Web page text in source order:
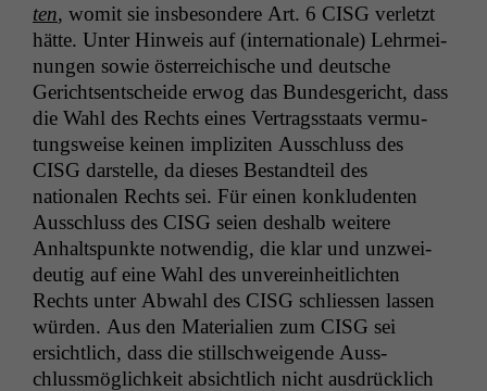
ten, wom­it sie ins­beson­dere Art. 6 CISG ver­let­zt
hätte. Unter Hin­weis auf (inter­na­tionale) Lehrmei­
n­un­gen sowie öster­re­ichis­che und deutsche
Gericht­sentschei­de erwog das Bun­des­gericht, dass
die Wahl des Rechts eines Ver­tragsstaats ver­mu­
tungsweise keinen impliziten Auss­chluss des
CISG darstelle, da dieses Bestandteil des
nationalen Rechts sei. Für einen kon­klu­den­ten
Auss­chluss des CISG seien deshalb weit­ere
Anhalt­spunk­te notwendig, die klar und unzwei­
deutig auf eine Wahl des unvere­in­heitlicht­en
Rechts unter Abwahl des CISG schliessen lassen
wür­den. Aus den Mate­ri­alien zum CISG sei
ersichtlich, dass die stillschweigende Auss­
chlussmöglichkeit absichtlich nicht aus­drück­lich